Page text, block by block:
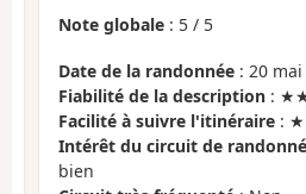
Note globale : 5 / 5
Date de la randonnée : 20
Fiabilité de la description :
Facilité à suivre l'itinéraire :
Intérêt du circuit de
bien